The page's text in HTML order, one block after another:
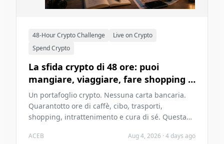
48-Hour Crypto Challenge
Live on Crypto
Spend Crypto
La sfida crypto di 48 ore: puoi
mangiare, viaggiare, fare shopping e
divertirti senza una carta bancaria
nel 2026?
Un portafoglio crypto. Nessuna carta bancaria.
Quarantotto ore di caffè, cibo, trasporti,
shopping, intrattenimento e cura di sé. Questa
possono sostenere due giorni ordinari senza
ACEB Aug 4, 2026 · 4 days ago